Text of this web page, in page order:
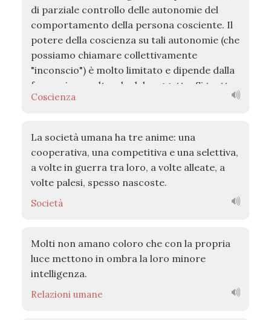
di parziale controllo delle autonomie del
comportamento della persona cosciente. Il
potere della coscienza su tali autonomie (che
possiamo chiamare collettivamente
"inconscio") è molto limitato e dipende dalla
formazione culturale del soggetto. Si tratta
di un potere "consultivo", non "esecutivo".
eccezionali, può porre il veto sulle decisioni
Coscienza
La società umana ha tre anime: una
cooperativa, una competitiva e una selettiva,
a volte in guerra tra loro, a volte alleate, a
volte palesi, spesso nascoste.
Società
Molti non amano coloro che con la propria
luce mettono in ombra la loro minore
intelligenza.
Relazioni umane